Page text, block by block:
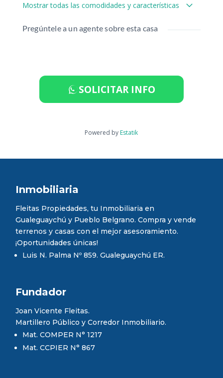
Mostrar todas las comodidades y características
Pregúntele a un agente sobre esta casa
SOLICITAR INFO
Powered by Estatik
Inmobiliaria
Fleitas Propiedades, tu Inmobiliaria en
Gualeguaychú y Pueblo Belgrano. Compra y vende
terrenos y casas con el mejor asesoramiento.
¡Oportunidades únicas!
Luis N. Palma Nº 859. Gualeguaychú ER.
Fundador
Joan Vicente Fleitas.
Martillero Público y Corredor Inmobiliario.
Mat. COMPER N° 1217
Mat. CCPIER N° 867